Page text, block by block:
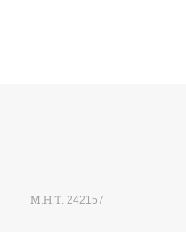
Μ.Η.Τ. 242157